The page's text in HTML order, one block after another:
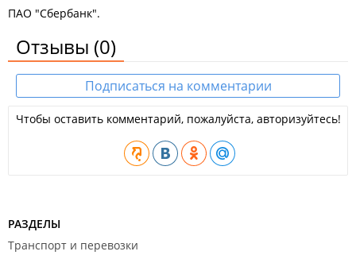
ПАО "Сбербанк".
Отзывы (0)
Подписаться на комментарии
Чтобы оставить комментарий, пожалуйста, авторизуйтесь!
РАЗДЕЛЫ
Транспорт и перевозки